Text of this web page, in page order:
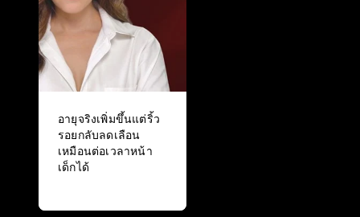
อายุจริงเพิ่มขึ้นแต่ริ้ว
รอยกลับลดเลือน
เหมือนต่อเวลาหน้า
เด็กได้